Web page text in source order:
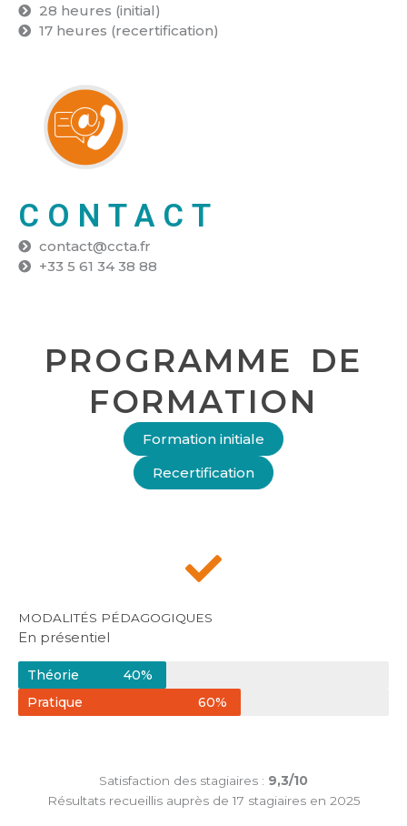
28 heures (initial)
17 heures (recertification)
CONTACT
contact@ccta.fr
+33 5 61 34 38 88 ​
PROGRAMME DE
FORMATION
Formation initiale
Recertification
MODALITÉS PÉDAGOGIQUES​
En présentiel
Théorie
40%
Pratique
60%
Satisfaction des stagiaires : 9,3/10
Résultats recueillis auprès de 17 stagiaires en 2025